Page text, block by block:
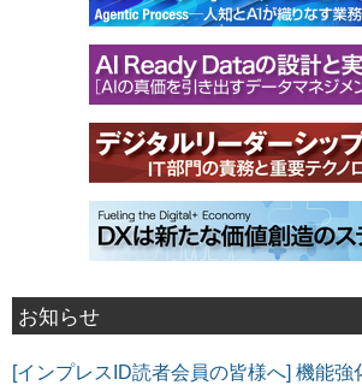
お知らせ
[インプレスID読者会員の皆様へ] 機能強